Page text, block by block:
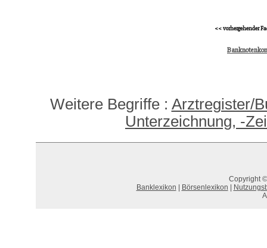
<< vorhergehender
Weitere Begriffe : Arztregister/
Unterzeichnung, -
Copyright
Banklexikon
Börsenlexikon